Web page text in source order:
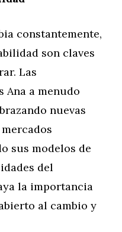
constantemente,
son claves
Las
Ana a menudo
nuevas
sus modelos de
del
la importancia
al cambio y